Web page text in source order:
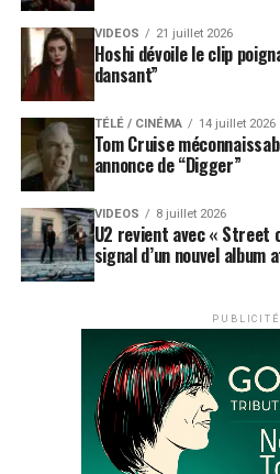
VIDEOS 21 juillet 2026
Hoshi dévoile le clip
dansant”
TÉLÉ / CINÉMA 14 juillet 2026
Tom Cruise
annonce de “Digger”
VIDEOS 8 juillet 2026
U2 revient avec « Street
signal d’un nouvel album
PUBLICITÉ